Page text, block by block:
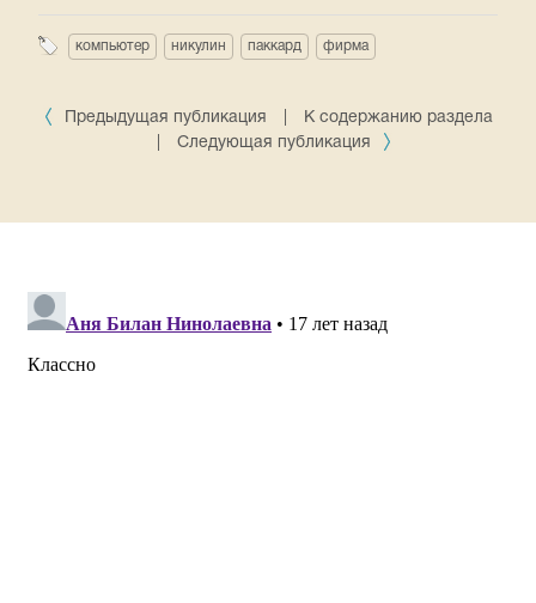
компьютер никулин паккард фирма
Предыдущая публикация
К содержанию раздела
Следующая публикация